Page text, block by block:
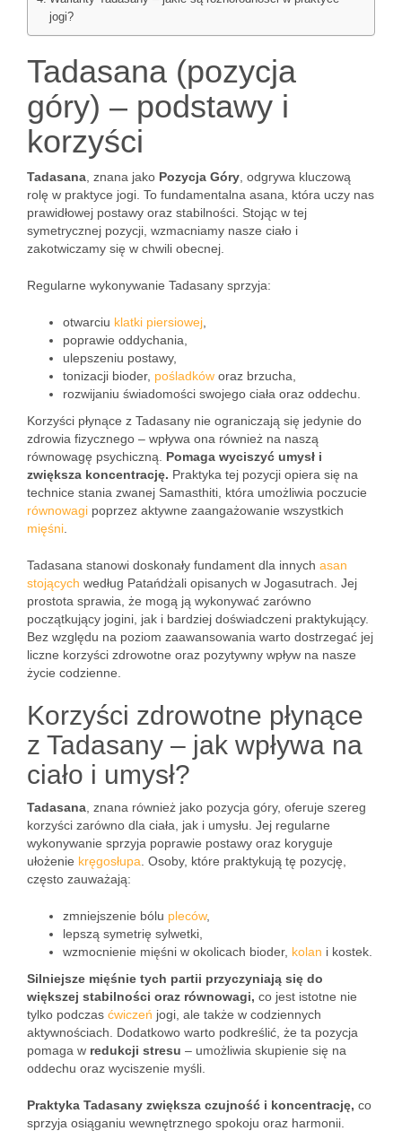
jogi?
Tadasana (pozycja
góry) – podstawy i
korzyści
Tadasana , znana jako Pozycja Góry , odgrywa kluczową
rolę w praktyce jogi. To fundamentalna asana, która uczy nas
prawidłowej postawy oraz stabilności. Stojąc w tej
symetrycznej pozycji, wzmacniamy nasze ciało i
zakotwiczamy się w chwili obecnej.
Regularne wykonywanie Tadasany sprzyja:
otwarciu klatki piersiowej
poprawie oddychania,
ulepszeniu postawy,
tonizacji bioder, pośladków oraz brzucha,
rozwijaniu świadomości swojego ciała oraz oddechu.
Korzyści płynące z Tadasany nie ograniczają się jedynie do
zdrowia fizycznego – wpływa ona również na naszą
równowagę psychiczną. Pomaga wyciszyć umysł i
zwiększa koncentrację. Praktyka tej pozycji opiera się na
technice stania zwanej Samasthiti, która umożliwia poczucie
równowagi poprzez aktywne zaangażowanie wszystkich
mięśni
Tadasana stanowi doskonały fundament dla innych asan
stojących według Patańdżali opisanych w Jogasutrach. Jej
prostota sprawia, że mogą ją wykonywać zarówno
początkujący jogini, jak i bardziej doświadczeni praktykujący.
Bez względu na poziom zaawansowania warto dostrzegać jej
liczne korzyści zdrowotne oraz pozytywny wpływ na nasze
życie codzienne.
Korzyści zdrowotne płynące
z Tadasany – jak wpływa na
ciało i umysł?
Tadasana , znana również jako pozycja góry, oferuje szereg
korzyści zarówno dla ciała, jak i umysłu. Jej regularne
wykonywanie sprzyja poprawie postawy oraz koryguje
ułożenie kręgosłupa . Osoby, które praktykują tę pozycję,
często zauważają:
zmniejszenie bólu pleców,
lepszą symetrię sylwetki,
wzmocnienie mięśni w okolicach bioder, kolan i kostek.
Silniejsze mięśnie tych partii przyczyniają się do
większej stabilności oraz równowagi, co jest istotne nie
tylko podczas ćwiczeń jogi, ale także w codziennych
aktywnościach. Dodatkowo warto podkreślić, że ta pozycja
pomaga w redukcji stresu – umożliwia skupienie się na
oddechu oraz wyciszenie myśli.
Praktyka Tadasany zwiększa czujność i koncentrację, co
sprzyja osiąganiu wewnętrznego spokoju oraz harmonii.